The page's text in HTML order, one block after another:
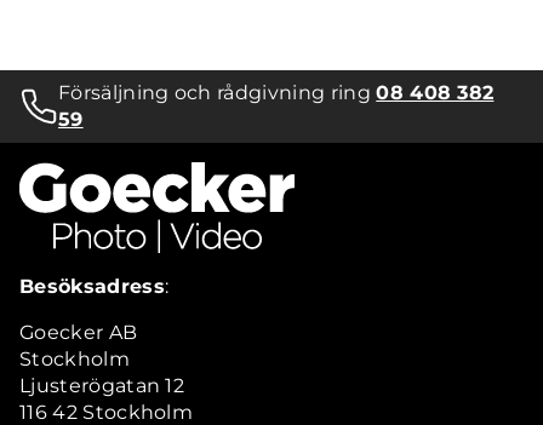
Försäljning och rådgivning ring08 408 382
59
Besöksadress:
Goecker AB
Stockholm
Ljusterögatan 12
116 42 Stockholm